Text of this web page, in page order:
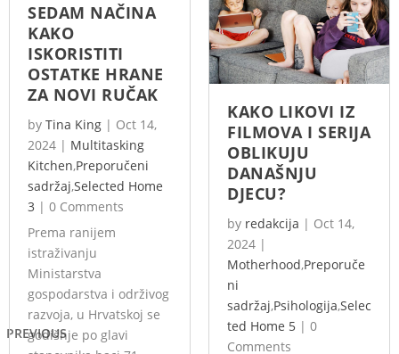
PREVIOUS
SEDAM NAČINA
KAKO
ISKORISTITI
OSTATKE HRANE
ZA NOVI RUČAK
by Tina King | Oct 14,
2024 | Multitasking
Kitchen,Preporučeni
sadržaj,Selected Home
3 | 0 Comments
Prema ranijem
istraživanju
Ministarstva
gospodarstva i održivog
razvoja, u Hrvatskoj se
godišnje po glavi
KAKO LIKOVI IZ
FILMOVA I SERIJA
OBLIKUJU
DANAŠNJU
DJECU?
by redakcija | Oct 14,
2024 |
Motherhood,Preporuče
ni
sadržaj,Psihologija,Selec
ted Home 5 | 0
Comments